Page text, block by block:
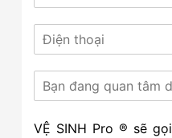
VỆ SINH Pro ® sẽ